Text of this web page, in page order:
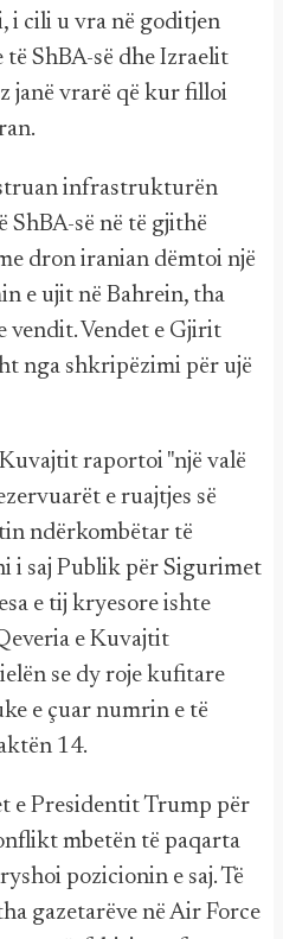
i cili u vra në goditjen
ShBA-së dhe Izraelit
janë vrarë që kur filloi
infrastrukturën
ShBA-së në të gjithë
dron iranian dëmtoi një
e ujit në Bahrein, tha
vendit. Vendet e Gjirit
nga shkripëzimi për ujë
raportoi "një valë
e ruajtjes së
ndërkombëtar të
i saj Publik për Sigurimet
e tij kryesore ishte
e Kuvajtit
se dy roje kufitare
e çuar numrin e të
14.
e Presidentit Trump për
mbetën të paqarta
pozicionin e saj. Të
gazetarëve në Air Force